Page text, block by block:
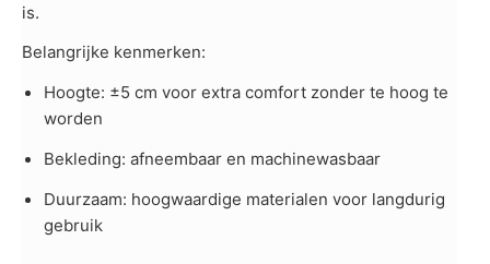
is.
Belangrijke kenmerken:
Hoogte: ±5 cm voor extra comfort zonder te hoog te
worden
Bekleding: afneembaar en machinewasbaar
Duurzaam: hoogwaardige materialen voor langdurig
gebruik